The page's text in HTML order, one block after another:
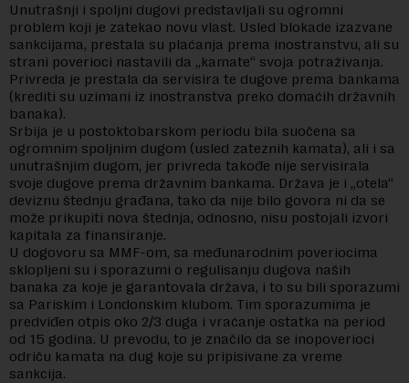
Unutrašnji i spoljni dugovi predstavljali su ogromni
problem koji je zatekao novu vlast. Usled blokade izazvane
sankcijama, prestala su plaćanja prema inostranstvu, ali su
strani poverioci nastavili da „kamate“ svoja potraživanja.
Privreda je prestala da servisira te dugove prema bankama
(krediti su uzimani iz inostranstva preko domaćih državnih
banaka).
Srbija je u postoktobarskom periodu bila suočena sa
ogromnim spoljnim dugom (usled zateznih kamata), ali i sa
unutrašnjim dugom, jer privreda takođe nije servisirala
svoje dugove prema državnim bankama. Država je i „otela“
deviznu štednju građana, tako da nije bilo govora ni da se
može prikupiti nova štednja, odnosno, nisu postojali izvori
kapitala za finansiranje.
U dogovoru sa MMF-om, sa međunarodnim poveriocima
sklopljeni su i sporazumi o regulisanju dugova naših
banaka za koje je garantovala država, i to su bili sporazumi
sa Pariskim i Londonskim klubom. Tim sporazumima je
predviđen otpis oko 2/3 duga i vraćanje ostatka na period
od 15 godina. U prevodu, to je značilo da se inopoverioci
odriču kamata na dug koje su pripisivane za vreme
sankcija.